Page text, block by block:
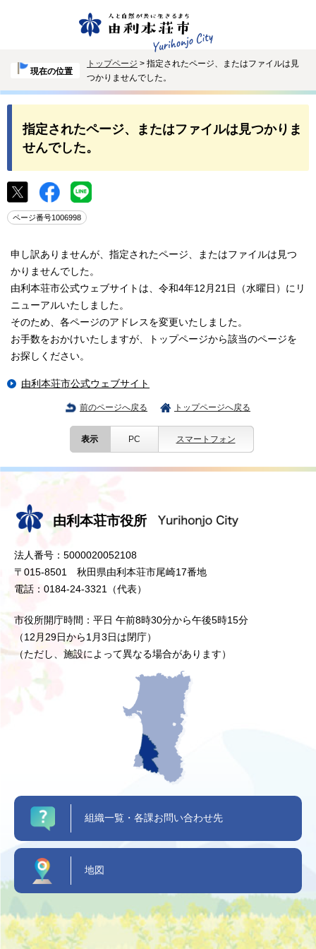
現在の位置
トップページ > 指定されたページ、またはファイルは見
つかりませんでした。
指定されたページ、またはファイルは見つかりま
せんでした。
ページ番号1006998
申し訳ありませんが、指定されたページ、またはファイルは見つ
かりませんでした。
由利本荘市公式ウェブサイトは、令和4年12月21日（水曜日）にリ
ニューアルいたしました。
そのため、各ページのアドレスを変更いたしました。
お手数をおかけいたしますが、トップページから該当のページを
お探しください。
由利本荘市公式ウェブサイト
前のページへ戻る トップページへ戻る
表示 PC スマートフォン
由利本荘市役所
法人番号：5000020052108
〒015-8501 秋田県由利本荘市尾崎17番地
電話：0184-24-3321（代表）
市役所開庁時間：平日 午前8時30分から午後5時15分
（12月29日から1月3日は閉庁）
（ただし、施設によって異なる場合があります）
組織一覧・各課お問い合わせ先
地図